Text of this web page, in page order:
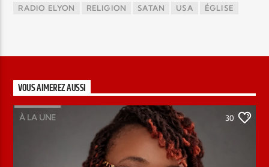
RADIO ELYON RELIGION SATAN USA ÉGLISE
VOUS AIMEREZ AUSSI
À LA UNE 30